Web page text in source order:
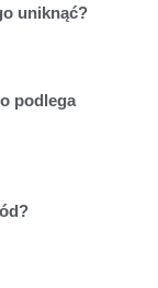
uniknąć?
podlega